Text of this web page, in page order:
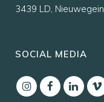
3439 LD, Nieuwegein
SOCIAL MEDIA